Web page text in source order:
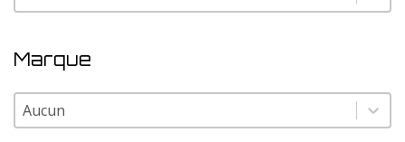
Marque
Marque
Marque